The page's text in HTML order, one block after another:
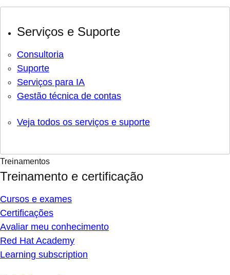
Serviços e Suporte
Consultoria
Suporte
Serviços para IA
Gestão técnica de contas
Veja todos os serviços e suporte
Treinamentos
Treinamento e certificação
Cursos e exames
Certificações
Avaliar meu conhecimento
Red Hat Academy
Learning subscription